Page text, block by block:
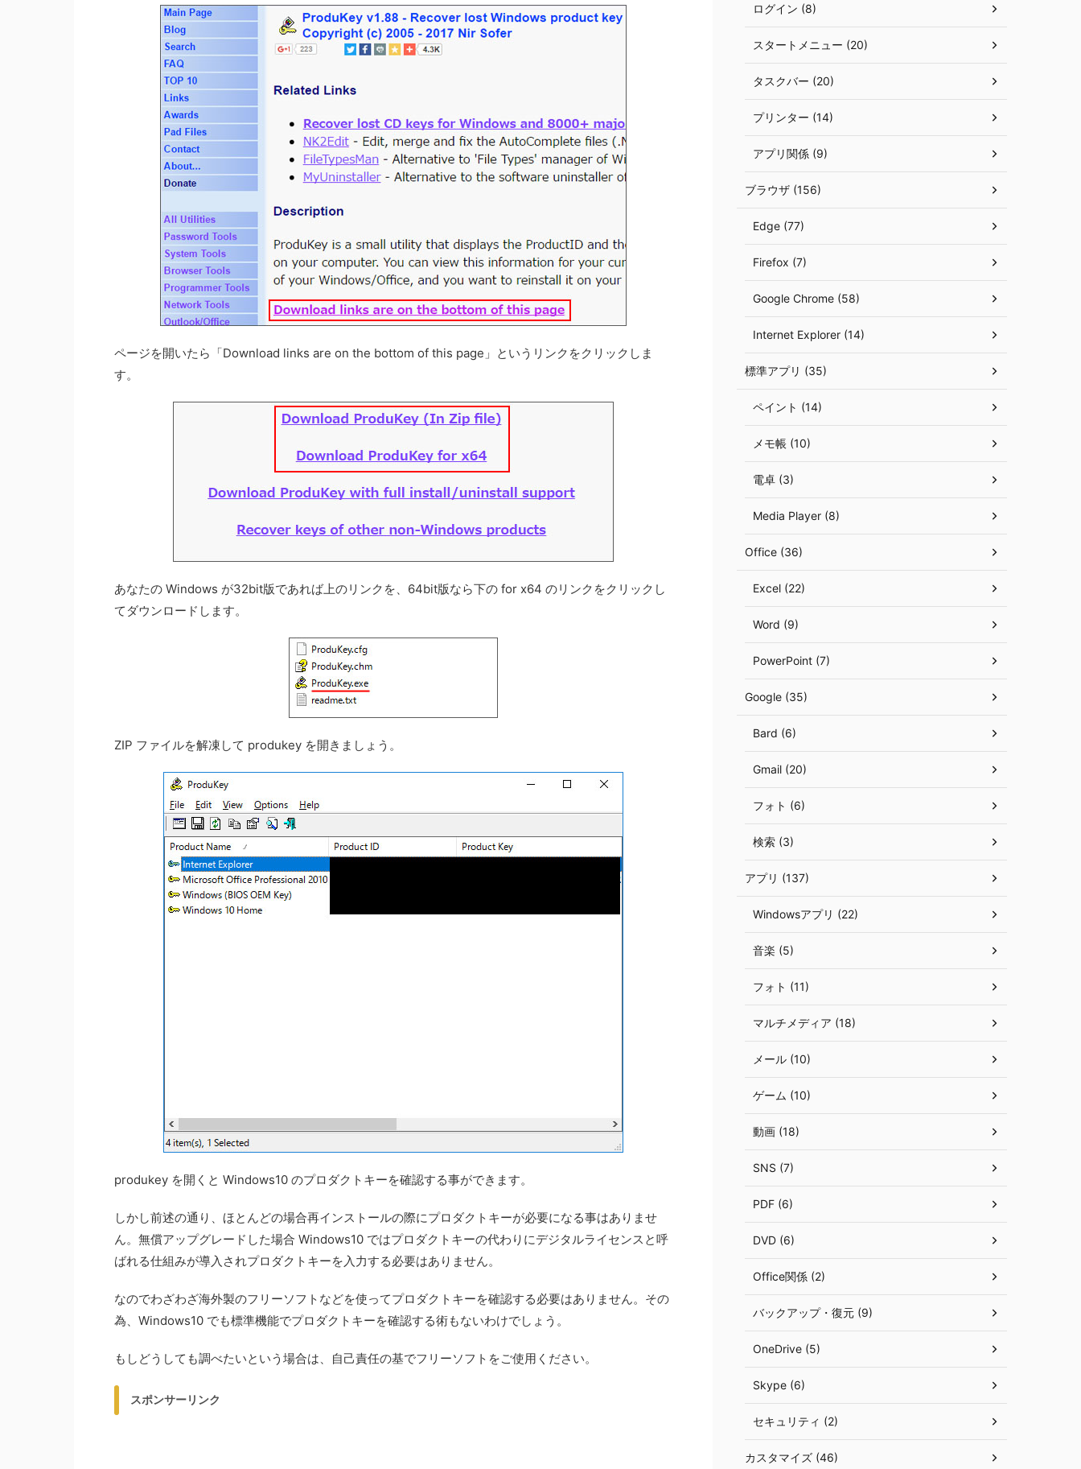
ページを開いたら「Download links are on the bottom of this page」というリンクをクリックしま
す。
あなたの Windows が32bit版であれば上のリンクを、64bit版なら下の for x64 のリンクをクリックし
てダウンロードします。
ZIP ファイルを解凍して produkey を開きましょう。
produkey を開くと Windows10 のプロダクトキーを確認する事ができます。
しかし前述の通り、ほとんどの場合再インストールの際にプロダクトキーが必要になる事はありませ
ん。無償アップグレードした場合 Windows10 ではプロダクトキーの代わりにデジタルライセンスと呼
ばれる仕組みが導入されプロダクトキーを入力する必要はありません。
なのでわざわざ海外製のフリーソフトなどを使ってプロダクトキーを確認する必要はありません。その
為、Windows10 でも標準機能でプロダクトキーを確認する術もないわけでしょう。
もしどうしても調べたいという場合は、自己責任の基でフリーソフトをご使用ください。
スポンサーリンク
ログイン (8)
スタートメニュー (20)
タスクバー (20)
プリンター (14)
アプリ関係 (9)
ブラウザ (156)
Edge (77)
Firefox (7)
Google Chrome (58)
Internet Explorer (14)
標準アプリ (35)
ペイント (14)
メモ帳 (10)
電卓 (3)
Media Player (8)
Office (36)
Excel (22)
Word (9)
PowerPoint (7)
Google (35)
Bard (6)
Gmail (20)
フォト (6)
検索 (3)
アプリ (137)
Windowsアプリ (22)
音楽 (5)
フォト (11)
マルチメディア (18)
メール (10)
ゲーム (10)
動画 (18)
SNS (7)
PDF (6)
DVD (6)
Office関係 (2)
バックアップ・復元 (9)
OneDrive (5)
Skype (6)
セキュリティ (2)
カスタマイズ (46)